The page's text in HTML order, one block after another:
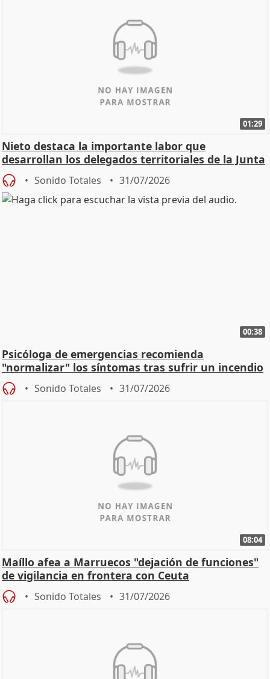
01:29
Nieto destaca la importante labor que
desarrollan los delegados territoriales de la Junta
Sonido Totales 31/07/2026
00:38
Psicóloga de emergencias recomienda
"normalizar" los síntomas tras sufrir un incendio
Sonido Totales 31/07/2026
08:04
Maíllo afea a Marruecos "dejación de funciones"
de vigilancia en frontera con Ceuta
Sonido Totales 31/07/2026